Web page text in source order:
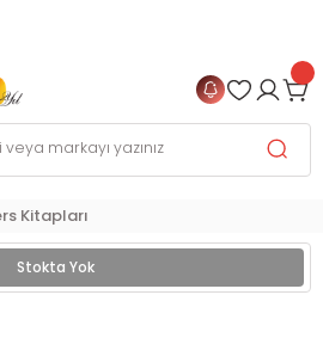
Kitapları
Stokta Yok